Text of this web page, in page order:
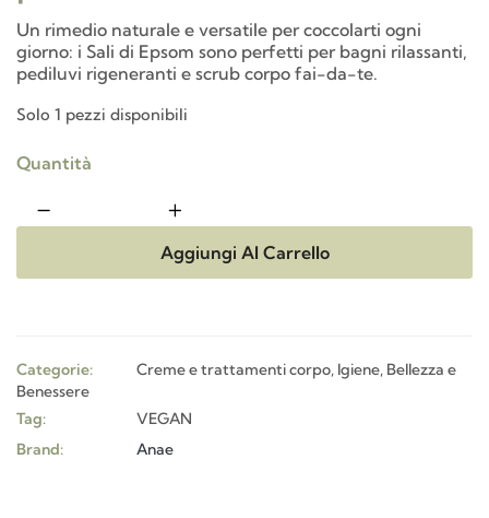
Un rimedio naturale e versatile per coccolarti ogni
giorno: i Sali di Epsom sono perfetti per bagni rilassanti,
pediluvi rigeneranti e scrub corpo fai-da-te.
Solo 1 pezzi disponibili
Quantità
Aggiungi Al Carrello
Categorie: Creme e trattamenti corpo, Igiene, Bellezza e
Benessere
Tag:
VEGAN
Brand:
Anae